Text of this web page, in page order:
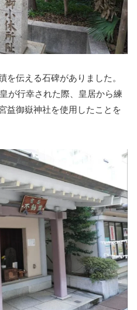
を伝える石碑がありました。
が行幸された際、皇居から練
益御嶽神社を使用したことを